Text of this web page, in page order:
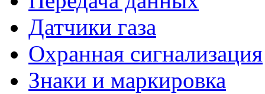
Датчики газа
Охранная сигнализация
Знаки и маркировка